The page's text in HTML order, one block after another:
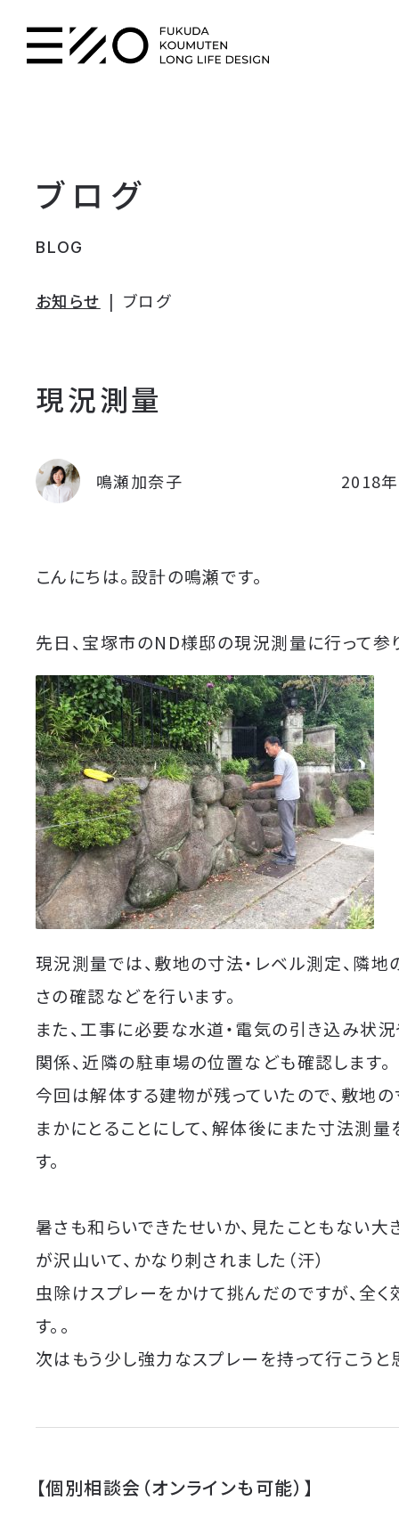
ブログ
BLOG
お知らせ ブログ
現況測量
2018
鳴瀬加奈子
こんにちは。設計の鳴瀬です。
先日、宝塚市のND様邸の現況測量に行って参
現況測量では、敷地の寸法・レベル測定、隣地
さの確認などを行います。
また、工事に必要な水道・電気の引き込み状
関係、近隣の駐車場の位置なども確認します。
今回は解体する建物が残っていたので、敷地
まかにとることにして、解体後にまた寸法測
す。
暑さも和らいできたせいか、見たこともない大
が沢山いて、かなり刺されました（汗）
虫除けスプレーをかけて挑んだのですが、全
す。。
次はもう少し強力なスプレーを持って行こうと
【個別相談会（オンラインも可能）】